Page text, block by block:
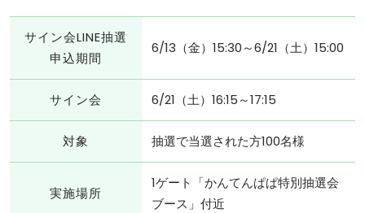
サイン会LINE抽選
申込期間
6/13（金）15:30～6/21（土）15:00
サイン会 6/21（土）16:15～17:15
対象 抽選で当選された方100名様
実施場所
1ゲート「かんてんぱぱ特別抽選会
ブース」付近